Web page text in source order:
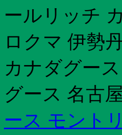
ールリッチ
ロクマ 伊勢
カナダグー
グース 名古
ース モント